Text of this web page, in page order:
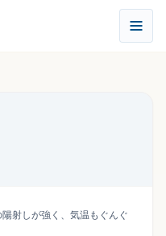
射しが強く、気温もぐんぐ